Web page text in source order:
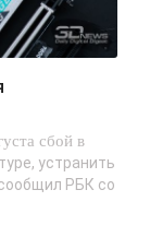
сбой в
устранить
РБК со